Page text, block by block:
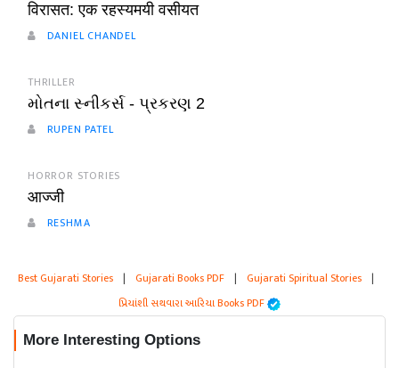
विरासत: एक रहस्यमयी वसीयत
DANIEL CHANDEL
THRILLER
મોતના સ્નીકર્સ - પ્રકરણ 2
RUPEN PATEL
HORROR STORIES
आज्जी
RESHMA
Best Gujarati Stories | Gujarati Books PDF | Gujarati Spiritual Stories |
પ્રિયાંશી સથવારા આરિયા Books PDF
More Interesting Options